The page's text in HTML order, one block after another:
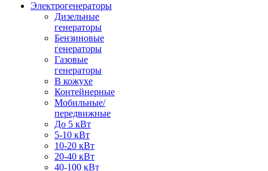
Электрогенераторы
Дизельные
генераторы
Бензиновые
генераторы
Газовые
генераторы
В кожухе
Контейнерные
Мобильные/
передвижные
До 5 кВт
5-10 кВт
10-20 кВт
20-40 кВт
40-100 кВт